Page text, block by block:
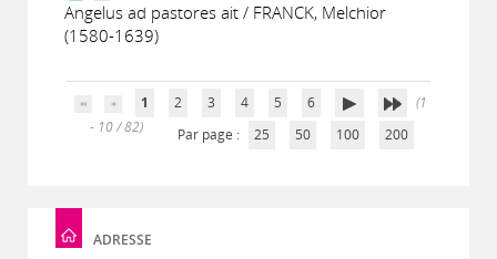
Angelus ad pastores ait / FRANCK, Melchior
(1580-1639)
1 2 3 4 5 6
(1
- 10 / 82)
Par page : 25 50 100 200
ADRESSE